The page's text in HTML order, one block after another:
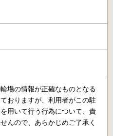
場の情報が正確なものとなる
おりますが、利用者がこの駐
用いて行う行為について、責
んので、あらかじめご了承く